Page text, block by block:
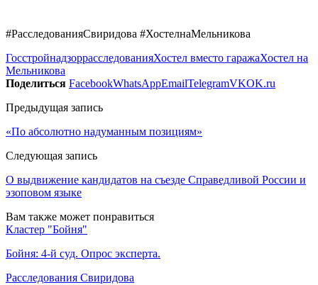
#РасследованияСвиридова #ХостелнаМельникова
ГосстройнадзоррасследованияХостел вместо гаражаХостел на
Мельникова
Поделиться FacebookWhatsAppEmailTelegramVKOK.ru
Предыдущая запись
«По абсолютно надуманным позициям»
Следующая запись
О выдвижение кандидатов на съезде Справедливой России и
эзоповом языке
Вам также может понравиться
Кластер "Бойня"
Бойня: 4-й суд. Опрос эксперта.
Расследования Свиридова